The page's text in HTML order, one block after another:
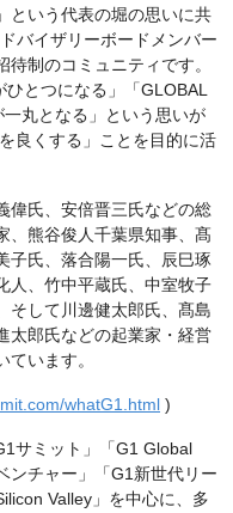
という代表の堀の思いに共
バイザリーボードメンバー
制のコミュニティです。
とつになる」「GLOBAL
丸となる」という思いが
良くする」ことを目的に活
偉氏、安倍晋三氏などの総
、熊谷俊人千葉県知事、髙
子氏、落合陽一氏、辰巳琢
人、竹中平蔵氏、中室牧子
そして川邊健太郎氏、髙島
太郎氏などの起業家・経営
います。
whatG1.html )
サミット」「G1 Global
ンチャー」「G1新世代リー
Valley」を中心に、多